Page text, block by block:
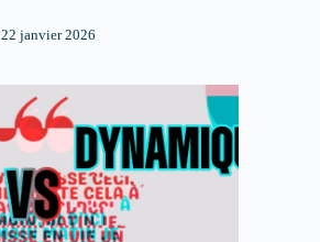
22 janvier 2026